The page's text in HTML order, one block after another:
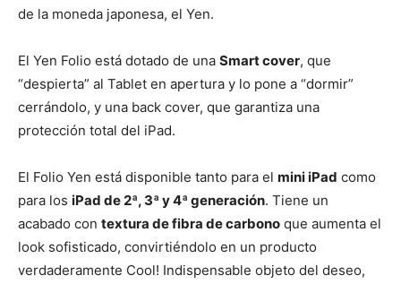
de la moneda japonesa, el Yen.
El Yen Folio está dotado de una Smart cover, que
“despierta” al Tablet en apertura y lo pone a “dormir”
cerrándolo, y una back cover, que garantiza una
protección total del iPad.
El Folio Yen está disponible tanto para el mini iPad como
para los iPad de 2ª, 3ª y 4ª generación. Tiene un
acabado con textura de fibra de carbono que aumenta el
look sofisticado, convirtiéndolo en un producto
verdaderamente Cool! Indispensable objeto del deseo,